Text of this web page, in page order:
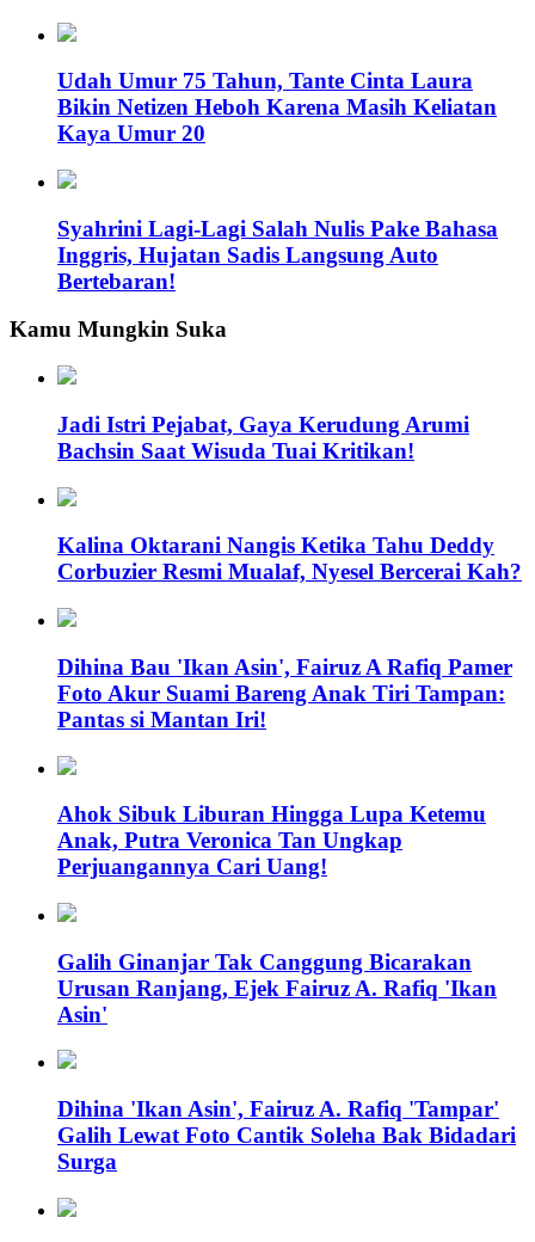
Udah Umur 75 Tahun, Tante Cinta Laura
Bikin Netizen Heboh Karena Masih Keliatan
Kaya Umur 20
Syahrini Lagi-Lagi Salah Nulis Pake Bahasa
Inggris, Hujatan Sadis Langsung Auto
Bertebaran!
Kamu Mungkin Suka
Jadi Istri Pejabat, Gaya Kerudung Arumi
Bachsin Saat Wisuda Tuai Kritikan!
Kalina Oktarani Nangis Ketika Tahu Deddy
Corbuzier Resmi Mualaf, Nyesel Bercerai Kah?
Dihina Bau 'Ikan Asin', Fairuz A Rafiq Pamer
Foto Akur Suami Bareng Anak Tiri Tampan:
Pantas si Mantan Iri!
Ahok Sibuk Liburan Hingga Lupa Ketemu
Anak, Putra Veronica Tan Ungkap
Perjuangannya Cari Uang!
Galih Ginanjar Tak Canggung Bicarakan
Urusan Ranjang, Ejek Fairuz A. Rafiq 'Ikan
Asin'
Dihina 'Ikan Asin', Fairuz A. Rafiq 'Tampar'
Galih Lewat Foto Cantik Soleha Bak Bidadari
Surga